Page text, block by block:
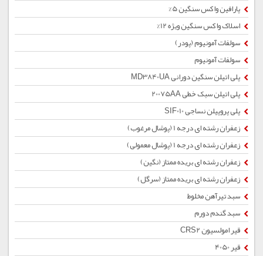
پارافین واکس سنگین 5%
اسلاک واکس سنگین ویژه 12%
سولفات آمونیوم (پودر)
سولفات آمونیوم
پلی اتیلن سنگین دورانی MD3840UA
پلی اتیلن سبک خطی 20075AA
پلی پروپیلن نساجی SIF010
زعفران رشته ای درجه 1 (پوشال مرغوب)
زعفران رشته ای درجه 1 (پوشال معمولی)
زعفران رشته ای بریده ممتاز (نگین)
زعفران رشته ای بریده ممتاز (سرگل)
سبد تیرآهن مخلوط
سبد گندم دورم
قیر امولسیون CRS2
قیر 4050